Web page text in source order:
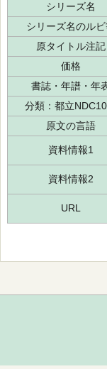
シリーズ名
シリーズ名のル
原タイトル注記
価格
書誌・年譜・年
分類：都立
原文の言語
資料情報1
資料情報2
URL